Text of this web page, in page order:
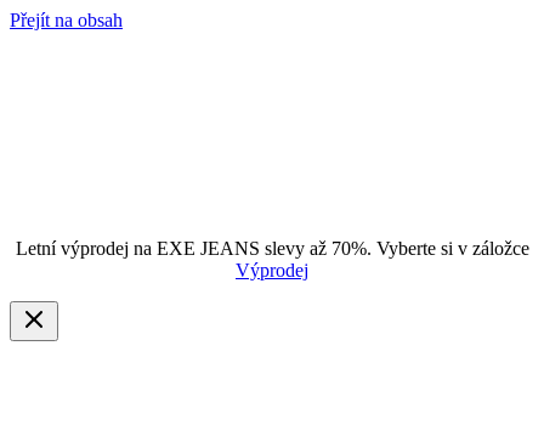
Přejít na obsah
Letní výprodej na EXE JEANS slevy až 70%. Vyberte si v záložce
Výprodej